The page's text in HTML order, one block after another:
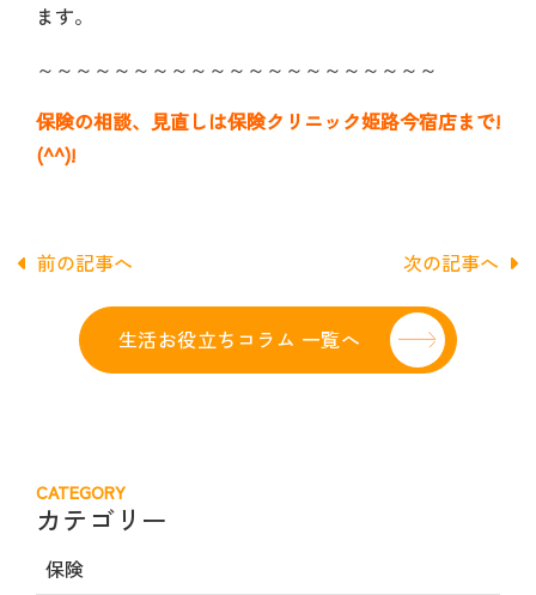
ます。
～～～～～～～～～～～～～～～～～～～～～
保険の相談、見直しは保険クリニック姫路今宿店まで!
(^^)!
前の記事へ 次の記事へ
生活お役立ちコラム 一覧へ
CATEGORY
カテゴリー
保険